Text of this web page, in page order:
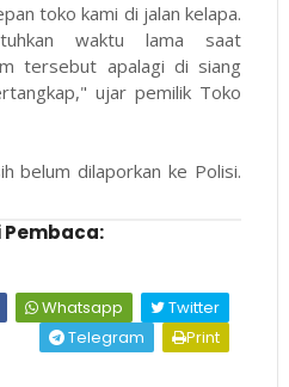
toko kami di jalan kelapa.
waktu lama saat
tersebut apalagi di siang
ujar pemilik Toko
belum dilaporkan ke Polisi.
Pembaca:
Whatsapp
Twitter
Telegram
Print